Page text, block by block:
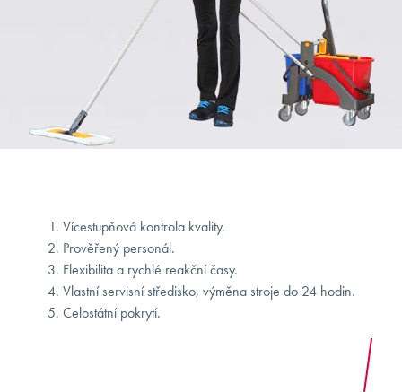
Vícestupňová kontrola kvality.
Prověřený personál.
Flexibilita a rychlé reakční časy.
Vlastní servisní středisko, výměna stroje do 24 hodin.
Celostátní pokrytí.